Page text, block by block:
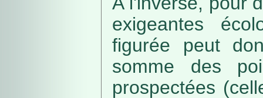
exigeantes
figurée peut
somme des
prospectées